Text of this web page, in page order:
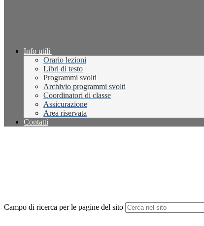
Info utili
Orario lezioni
Libri di testo
Programmi svolti
Archivio programmi svolti
Coordinatori di classe
Assicurazione
Area riservata
Contatti
Campo di ricerca per le pagine del sito